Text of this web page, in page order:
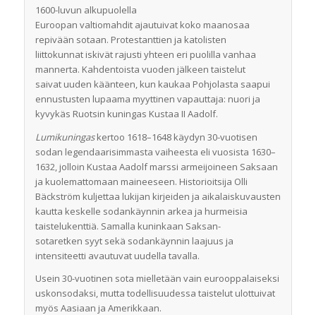
1600-luvun alkupuolella
Euroopan valtiomahdit ajautuivat koko maanosaa
repivään sotaan. Protestanttien ja katolisten
liittokunnat iskivät rajusti yhteen eri puolilla vanhaa
mannerta. Kahdentoista vuoden jälkeen taistelut
saivat uuden käänteen, kun kaukaa Pohjolasta saapui
ennustusten lupaama myyttinen vapauttaja: nuori ja
kyvykäs Ruotsin kuningas Kustaa II Aadolf.
Lumikuningaskertoo 1618–1648 käydyn 30-vuotisen
sodan legendaarisimmasta vaiheesta eli vuosista 1630–
1632, jolloin Kustaa Aadolf marssi armeijoineen Saksaan
ja kuolemattomaan maineeseen. Historioitsija Olli
Bäckström kuljettaa lukijan kirjeiden ja aikalaiskuvausten
kautta keskelle sodankäynnin arkea ja hurmeisia
taistelukenttiä. Samalla kuninkaan Saksan-
sotaretken syyt sekä sodankäynnin laajuus ja
intensiteetti avautuvat uudella tavalla.
Usein 30-vuotinen sota mielletään vain eurooppalaiseksi
uskonsodaksi, mutta todellisuudessa taistelut ulottuivat
myös Aasiaan ja Amerikkaan.